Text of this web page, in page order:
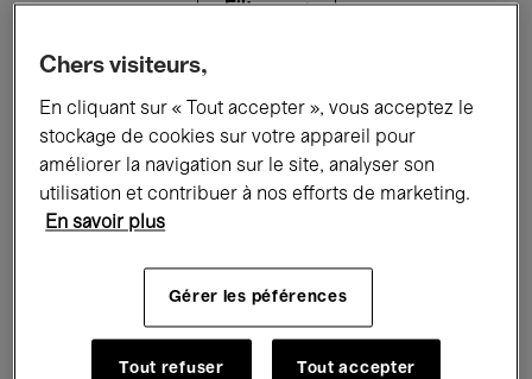
Filtres
Expositions Films Performances
Rencontres & Débats Jazz
Musique électronique
Chers visiteurs,
En cliquant sur « Tout accepter », vous acceptez le
stockage de cookies sur votre appareil pour
améliorer la navigation sur le site, analyser son
utilisation et contribuer à nos efforts de marketing.
En savoir plus
Gérer les péférences
Tout refuser Tout accepter